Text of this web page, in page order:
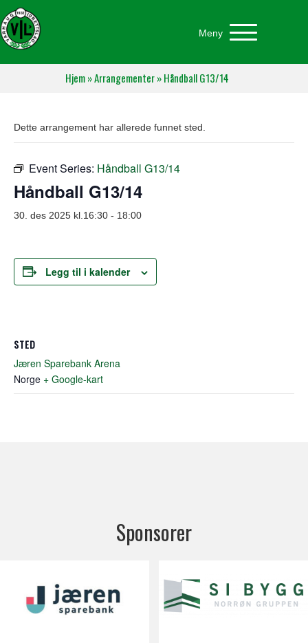
Meny
Hjem»Arrangementer»Håndball G13/14
Dette arrangement har allerede funnet sted.
Event Series: Håndball G13/14
Håndball G13/14
30. des 2025 kl.16:30 - 18:00
Legg til i kalender
STED
Jæren Sparebank Arena
Norge + Google-kart
Sponsorer